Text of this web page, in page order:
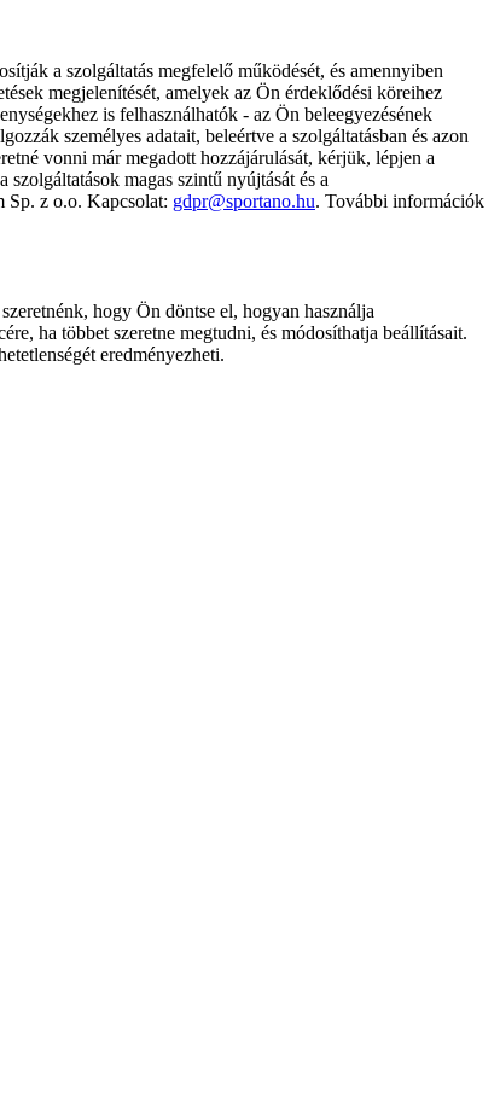
a szolgáltatás megfelelő működését, és amennyiben
megjelenítését, amelyek az Ön érdeklődési köreihez
is felhasználhatók - az Ön beleegyezésének
személyes adatait, beleértve a szolgáltatásban és azon
vonni már megadott hozzájárulását, kérjük, lépjen a
magas szintű nyújtását és a
Sp. z o.o. Kapcsolat: gdpr@sportano.hu. További információk
hogy Ön döntse el, hogyan használja
ha többet szeretne megtudni, és módosíthatja beállításait.
eredményezheti.